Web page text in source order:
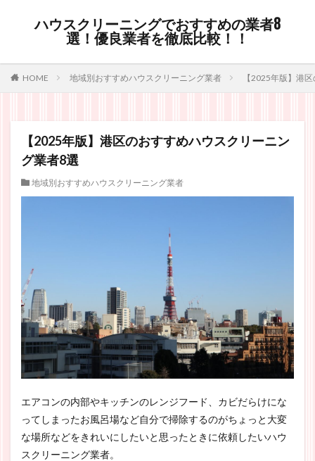
ハウスクリーニングでおすすめの業者8
選！優良業者を徹底比較！！
HOME 地域別おすすめハウスクリーニング業者 【2025年版】港
【2025年版】港区のおすすめハウスクリーニン
グ業者8選
地域別おすすめハウスクリーニング業者
エアコンの内部やキッチンのレンジフード、カビだらけにな
ってしまったお風呂場など自分で掃除するのがちょっと大変
な場所などをきれいにしたいと思ったときに依頼したいハウ
スクリーニング業者。